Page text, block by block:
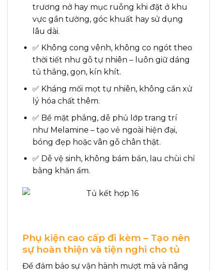
trương nở hay mục ruỗng khi đặt ở khu
vực gần tường, góc khuất hay sử dụng
lâu dài.
✅ Không cong vênh, không co ngót theo
thời tiết như gỗ tự nhiên – luôn giữ dáng
tủ thẳng, gọn, kín khít.
✅ Kháng mối mọt tự nhiên, không cần xử
lý hóa chất thêm.
✅ Bề mặt phẳng, dễ phủ lớp trang trí
như Melamine – tạo vẻ ngoài hiện đại,
bóng đẹp hoặc vân gỗ chân thật.
✅ Dễ vệ sinh, không bám bẩn, lau chùi chỉ
bằng khăn ẩm.
Phụ kiện cao cấp đi kèm – Tạo nên
sự hoàn thiện và tiện nghi cho tủ
Để đảm bảo sự vận hành mượt mà và nâng